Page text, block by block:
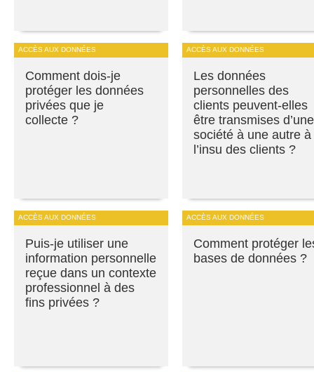
ACCÈS AUX DONNÉES
Comment dois-je
protéger les données
privées que je
collecte ?
ACCÈS AUX DONNÉES
Les données
personnelles des
clients peuvent-elles
être transmises d’une
société à une autre à
l’insu des clients ?
ACCÈS AUX DONNÉES
Puis-je utiliser une
information personnelle
reçue dans un contexte
professionnel à des
fins privées ?
ACCÈS AUX DONNÉES
Comment protéger
bases de données ?